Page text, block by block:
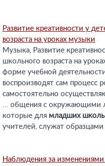
Развитие креативности у
возраста на уроках музыки
Музыка, Развитие
школьного возраста на
форме учебной
воспроизводят сам процесс
самостоятельно
... общения с окружающими
которые для младших
учителей, служат
Наблюдения за